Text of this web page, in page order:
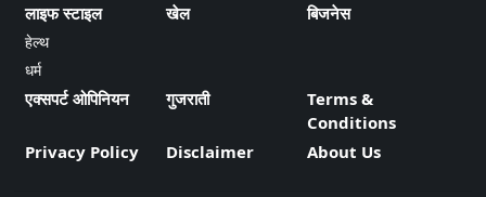
लाइफ स्टाइल
हेल्थ
धर्म
खेल बिजनेस
एक्सपर्ट ओपिनियन गुजराती
Terms &
Conditions
Privacy Policy
Disclaimer About Us